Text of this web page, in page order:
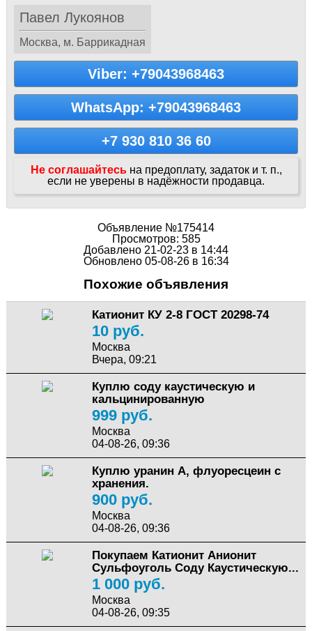
Павел Лукоянов
Москва, м. Баррикадная
Viber: +79043968463
WhatsApp: +79043968463
+7 930 810 36 60
Не соглашайтесь на предоплату, задаток и т. п.,
если не уверены в надёжности продавца.
Объявление №175414
Просмотров: 585
Добавлено 21-02-23 в 14:44
Обновлено 05-08-26 в 16:34
Похожие объявления
Катионит КУ 2-8 ГОСТ 20298-74
10 руб.
Москва
Вчера, 09:21
Куплю cоду каустическую и
кальцинированную
999 руб.
Москва
04-08-26, 09:36
Куплю уранин А, флуоресцеин с
хранения.
900 руб.
Москва
04-08-26, 09:36
Покупаем Катионит Анионит
Сульфоуголь Соду Каустическую...
1 000 руб.
Москва
04-08-26, 09:35